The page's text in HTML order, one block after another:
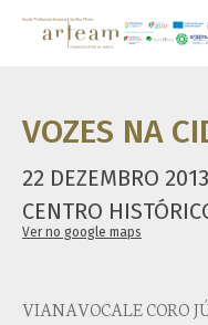
VOZES NA
22 DEZEMBRO
CENTRO
Ver no google maps
VIANAVOCALE CORO